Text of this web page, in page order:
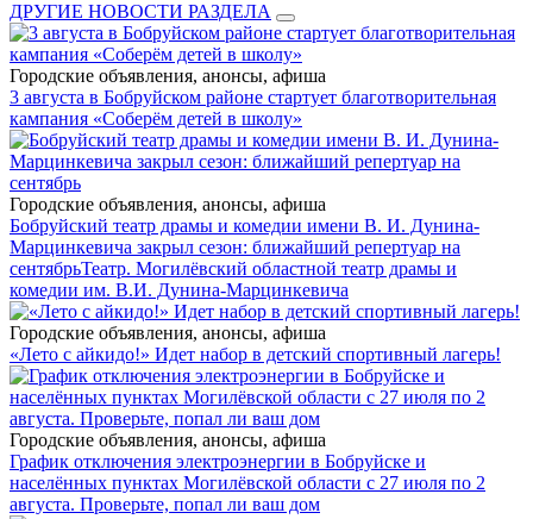
ДРУГИЕ НОВОСТИ РАЗДЕЛА
Городские объявления, анонсы, афиша
3 августа в Бобруйском районе стартует благотворительная
кампания «Соберём детей в школу»
Городские объявления, анонсы, афиша
Бобруйский театр драмы и комедии имени В. И. Дунина-
Марцинкевича закрыл сезон: ближайший репертуар на
сентябрьТеатр. Могилёвский областной театр драмы и
комедии им. В.И. Дунина-Марцинкевича
Городские объявления, анонсы, афиша
«Лето с айкидо!» Идет набор в детский спортивный лагерь!
Городские объявления, анонсы, афиша
График отключения электроэнергии в Бобруйске и
населённых пунктах Могилёвской области с 27 июля по 2
августа. Проверьте, попал ли ваш дом